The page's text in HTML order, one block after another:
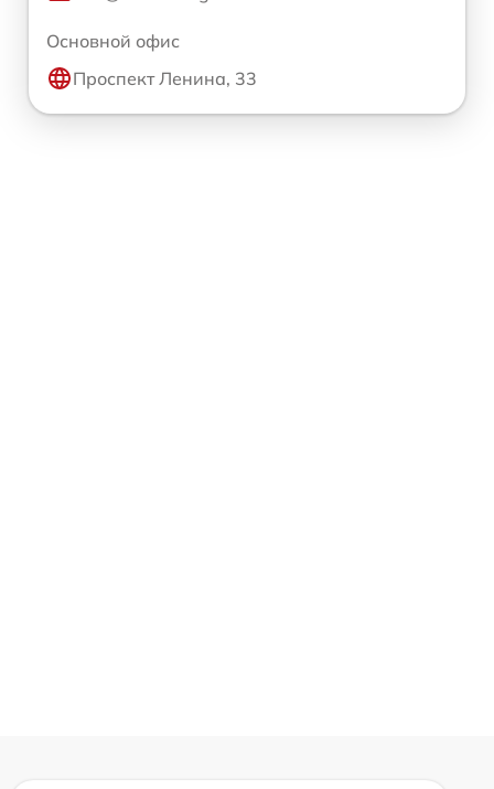
Основной офис
Проспект Ленина, 33